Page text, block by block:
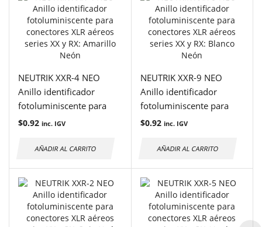
NEUTRIK XXR-4 NEO
Anillo identificador
fotoluminiscente para
conectores XLR aéreos
Neón
$0.92 inc. IGV
AÑADIR AL CARRITO
NEUTRIK XXR-9 NEO
Anillo identificador
fotoluminiscente para
conectores XLR aéreos
Neón
$0.92 inc. IGV
AÑADIR AL CARRITO